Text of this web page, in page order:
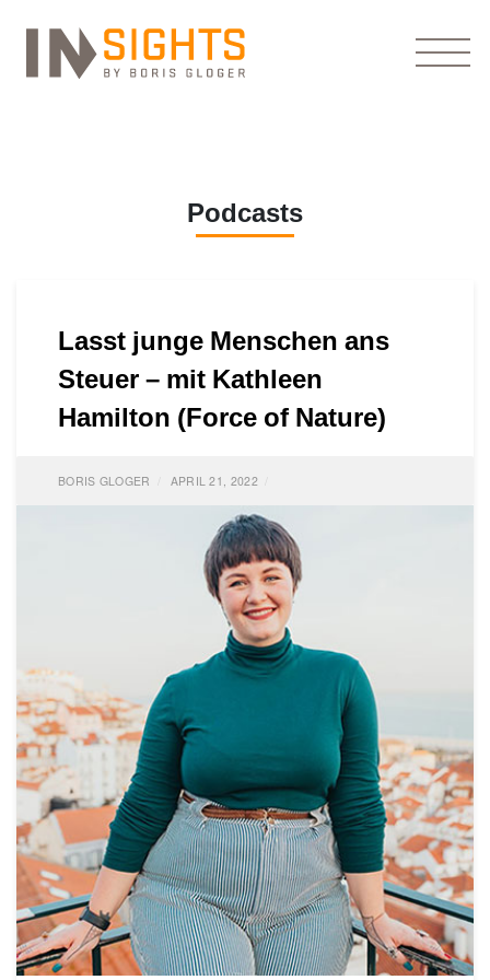
Podcasts
Lasst junge Menschen ans
Steuer – mit Kathleen
Hamilton (Force of Nature)
BORIS GLOGER APRIL 21, 2022